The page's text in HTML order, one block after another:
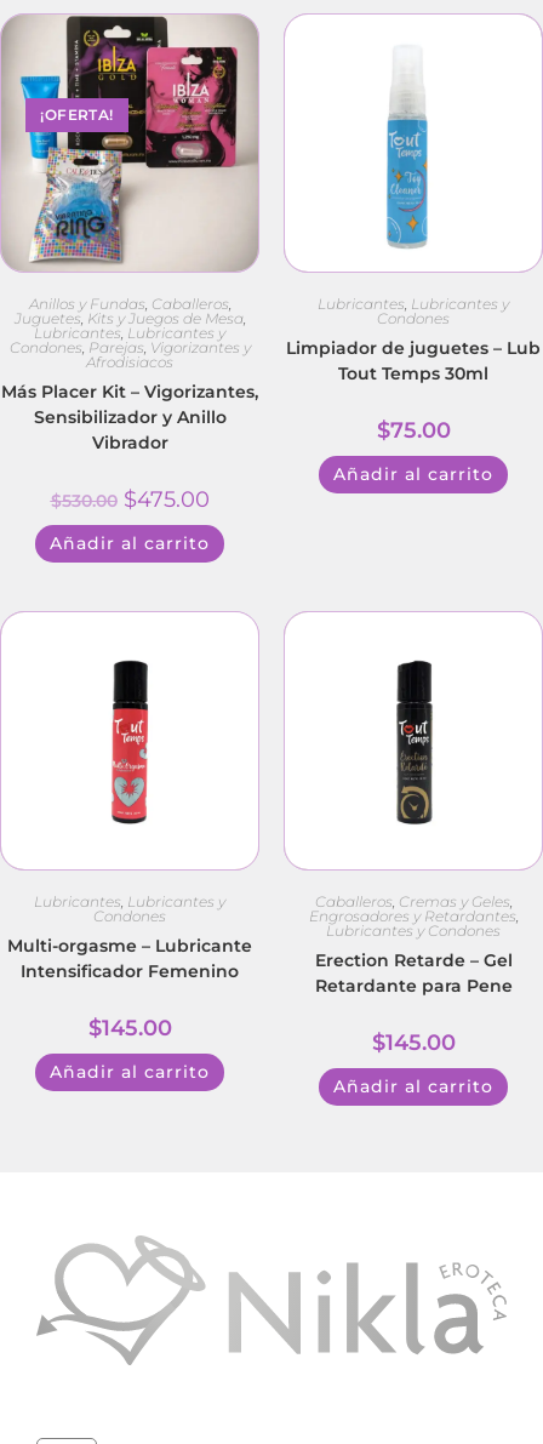
¡OFERTA!
Anillos y Fundas Caballeros
Juguetes, Kits y Juegos de Mesa,
Lubricantes Lubricantes y
Condones Parejas Vigorizantes y
Afrodisiacos
Más Placer Kit – Vigorizantes,
Sensibilizador y Anillo
Vibrador
$530.00 $475.00
Añadir al carrito
Lubricantes Lubricantes y
Condones
Limpiador de juguetes – Lub
Tout Temps 30ml
$75.00
Añadir al carrito
Lubricantes Lubricantes y
Condones
Multi-orgasme – Lubricante
Intensificador Femenino
$145.00
Añadir al carrito
Caballeros Cremas y Geles
Engrosadores y Retardantes
Lubricantes y Condones
Erection Retarde – Gel
Retardante para Pene
$145.00
Añadir al carrito